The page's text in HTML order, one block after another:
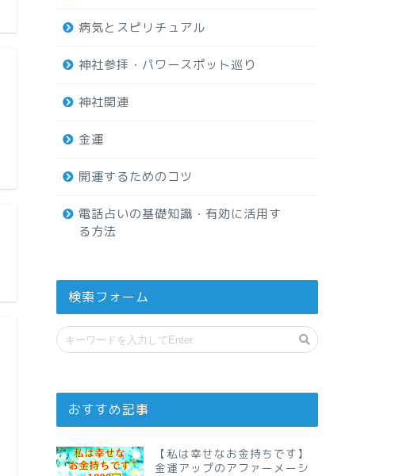
病気とスピリチュアル
神社参拝・パワースポット巡り
神社関連
金運
開運するためのコツ
電話占いの基礎知識・有効に活用す
る方法
検索フォーム
おすすめ記事
【私は幸せなお金持ちです】
金運アップのアファーメーシ